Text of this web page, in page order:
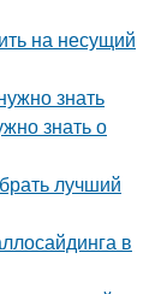
на несущий
знать
знать о
лучший
в